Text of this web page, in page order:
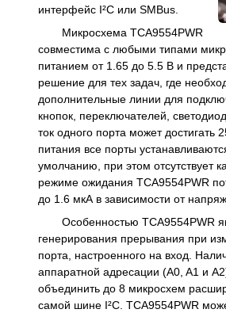
интерфейс I²C или SMBus.
Микросхема TCA9554PWR
совместима с любыми типами
питанием от 1.65 до 5.5 В и
решение для тех задач, где
дополнительные линии для
кнопок, переключателей,
ток одного порта может достигать
питания все порты
умолчанию, при этом отсутствует
режиме ожидания TCA9554PWR
до 1.6 мкА в зависимости от
Особенностью TCA9554PWR
генерирования прерывания при
порта, настроенного на вход.
аппаратной адресации (A0, A1 и
объединить до 8 микросхем
самой шине I²C. TCA9554PWR